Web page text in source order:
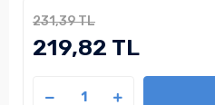
231,39 TL
219,82 TL